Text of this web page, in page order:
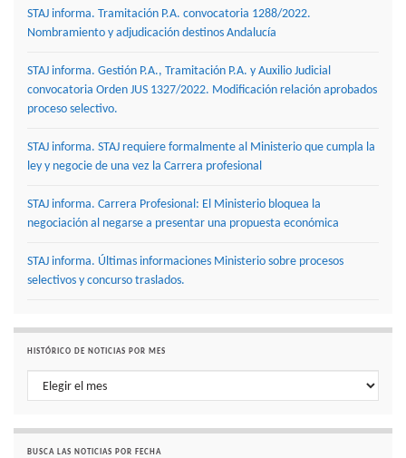
STAJ informa. Tramitación P.A. convocatoria 1288/2022.
Nombramiento y adjudicación destinos Andalucía
STAJ informa. Gestión P.A., Tramitación P.A. y Auxilio Judicial
convocatoria Orden JUS 1327/2022. Modificación relación aprobados
proceso selectivo.
STAJ informa. STAJ requiere formalmente al Ministerio que cumpla la
ley y negocie de una vez la Carrera profesional
STAJ informa. Carrera Profesional: El Ministerio bloquea la
negociación al negarse a presentar una propuesta económica
STAJ informa. Últimas informaciones Ministerio sobre procesos
selectivos y concurso traslados.
HISTÓRICO DE NOTICIAS POR MES
Histórico de noticias por mes
BUSCA LAS NOTICIAS POR FECHA